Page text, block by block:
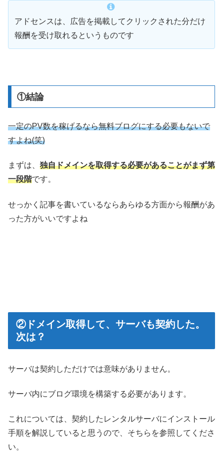
アドセンスは、広告を掲載してクリックされた分だけ
報酬を受け取れるというものです
①結論
一定のPV数を稼げるなら無料ブログにする必要もないで
すよね(笑)
まずは、 独自ドメインを取得する必要があることがまず第
一段階です。
せっかく記事を書いているならあらゆる方面から報酬があ
った方がいいですよね
②ドメイン取得して、サーバも契約した。
次は？
サーバは契約しただけでは意味がありません。
サーバ内にブログ環境を構築する必要があります。
これについては、契約したレンタルサーバにインストール
手順を解説していると思うので、そちらを参照してくださ
い。